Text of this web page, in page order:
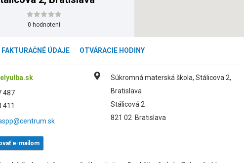
0 hodnotení
FAKTURAČNÉ ÚDAJE OTVÁRACIE HODINY
487
411
Súkromná materská škola, Stálicova 2,
Bratislava
Stálicová 2
821 02 Bratislava
e-mailom